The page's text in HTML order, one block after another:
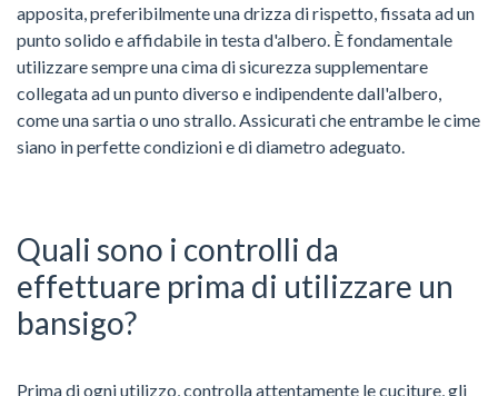
apposita, preferibilmente una drizza di rispetto, fissata ad un
punto solido e affidabile in testa d'albero. È fondamentale
utilizzare sempre una cima di sicurezza supplementare
collegata ad un punto diverso e indipendente dall'albero,
come una sartia o uno strallo. Assicurati che entrambe le cime
siano in perfette condizioni e di diametro adeguato.
Quali sono i controlli da
effettuare prima di utilizzare un
bansigo?
Prima di ogni utilizzo, controlla attentamente le cuciture, gli